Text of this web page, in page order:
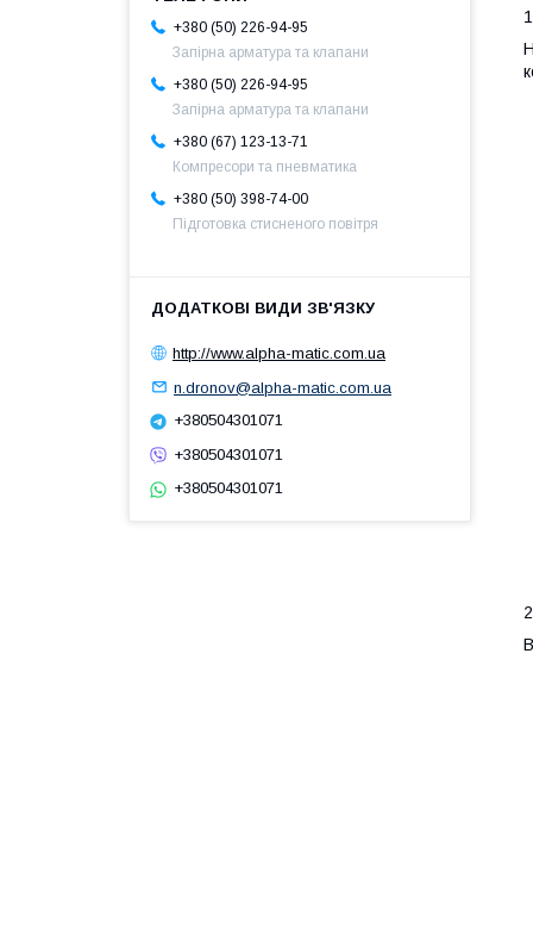
+380 (50) 226-94-95
Запірна арматура та клапани
+380 (50) 226-94-95
Запірна арматура та клапани
+380 (67) 123-13-71
Компресори та пневматика
+380 (50) 398-74-00
Підготовка стисненого повітря
http://www.alpha-matic.com.ua
n.dronov@alpha-matic.com.ua
+380504301071
+380504301071
+380504301071